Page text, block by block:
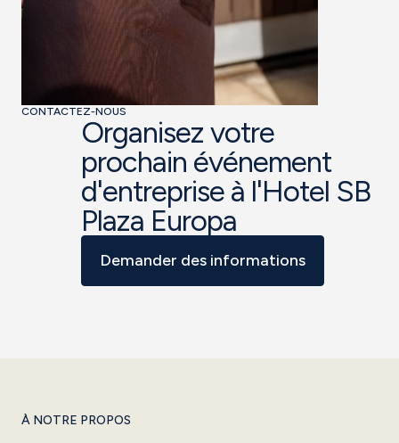
CONTACTEZ-NOUS
Organisez votre
prochain événement
d'entreprise à l'Hotel SB
Plaza Europa
Demander des informations
À NOTRE PROPOS